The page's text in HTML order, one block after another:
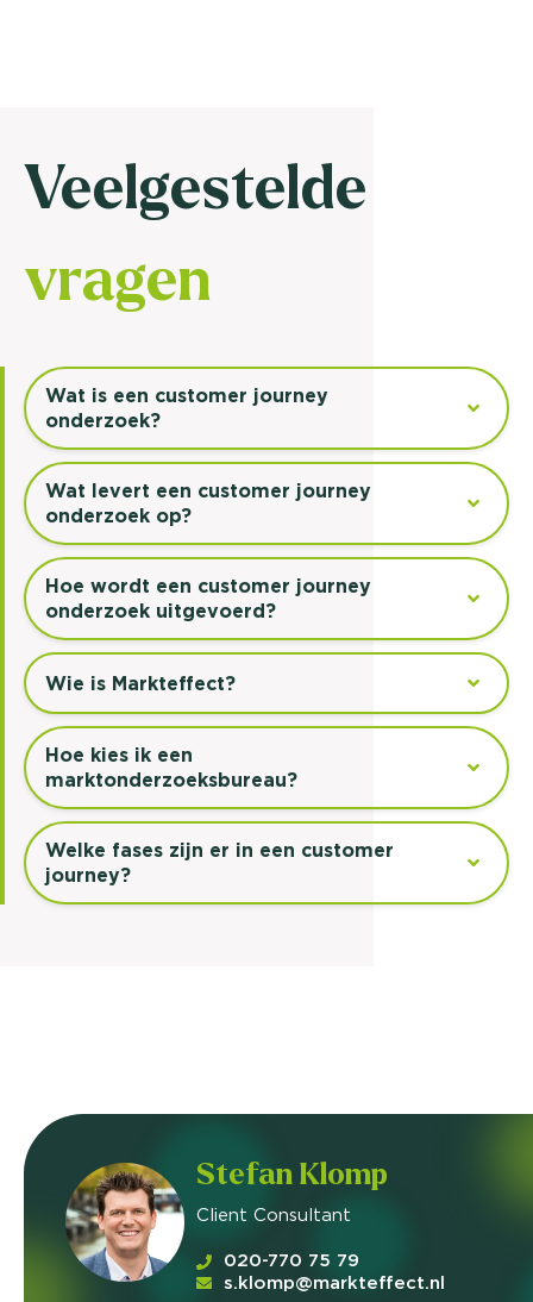
Veelgestelde
vragen
Wat is een customer journey
onderzoek?
Wat levert een customer journey
onderzoek op?
Hoe wordt een customer journey
onderzoek uitgevoerd?
Wie is Markteffect?
Hoe kies ik een
marktonderzoeksbureau?
Welke fases zijn er in een customer
journey?
Stefan Klomp
Client Consultant
020-770 75 79
s.klomp@markteffect.nl